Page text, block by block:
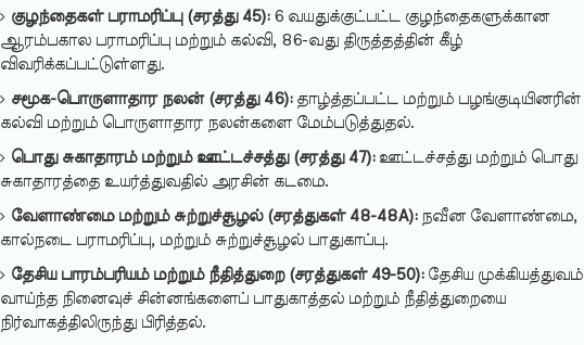
குழந்தைகள் பராமரிப்பு (சரத்து 45):6 வயதுக்குட்பட்ட குழந்தைகளுக்கான
ஆரம்பகால பராமரிப்பு மற்றும் கல்வி, 86-வது திருத்தத்தின் கீழ்
விவரிக்கப்பட்டுள்ளது.
சமூக-பொருளாதார நலன் (சரத்து 46):தாழ்த்தப்பட்ட மற்றும் பழங்குடியினரின்
கல்வி மற்றும் பொருளாதார நலன்களை மேம்படுத்துதல்.
பொது சுகாதாரம் மற்றும் ஊட்டச்சத்து (சரத்து 47):ஊட்டச்சத்து மற்றும் பொது
சுகாதாரத்தை உயர்த்துவதில் அரசின் கடமை.
வேளாண்மை மற்றும் சுற்றுச்சூழல் (சரத்துகள் 48-48A):நவீன வேளாண்மை,
கால்நடை பராமரிப்பு, மற்றும் சுற்றுச்சூழல் பாதுகாப்பு.
தேசிய பாரம்பரியம் மற்றும் நீதித்துறை (சரத்துகள் 49-50):தேசிய முக்கியத்துவம்
வாய்ந்த நினைவுச் சின்னங்களைப் பாதுகாத்தல் மற்றும் நீதித்துறையை
நிர்வாகத்திலிருந்து பிரித்தல்.